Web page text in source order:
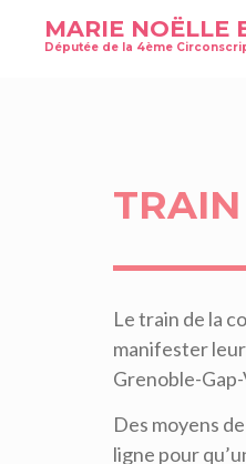
MARIE NOËLLE
Députée de la 4ème
Le train de la
manifester
Grenoble-
Des moyens
ligne pour